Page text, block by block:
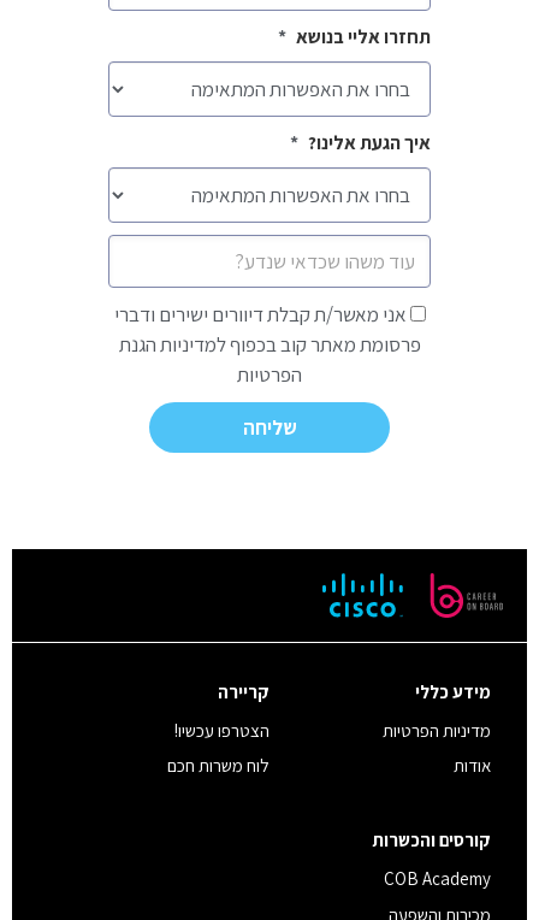
תחזרו אליי בנושא *
איך הגעת אלינו? *
אני
מאשר/ת
ישירים
קוב
בכפוף
למדיניות
אני מאשר/ת קבלת דיוורים ישירים ודברי
פרסומת מאתר קוב בכפוף למדיניות הגנת
הפרטיות
מידע כללי
מדיניות הפרטיות
אודות
קריירה
הצטרפו עכשיו!
לוח משרות חכם
קורסים והכשרות
COB Academy
מכירות והשפעה